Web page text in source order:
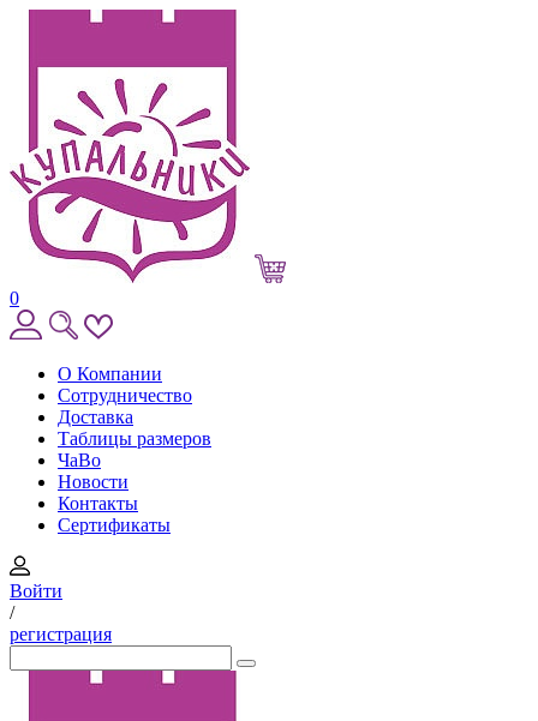
0
О Компании
Сотрудничество
Доставка
Таблицы размеров
ЧаВо
Новости
Контакты
Сертификаты
Войти
/
регистрация